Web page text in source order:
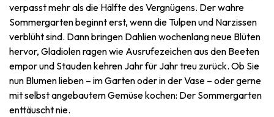
verpasst mehr als die Hälfte des Vergnügens. Der wahre
Sommergarten beginnt erst, wenn die Tulpen und Narzissen
verblüht sind. Dann bringen Dahlien wochenlang neue Blüten
hervor, Gladiolen ragen wie Ausrufezeichen aus den Beeten
empor und Stauden kehren Jahr für Jahr treu zurück. Ob Sie
nun Blumen lieben – im Garten oder in der Vase – oder gerne
mit selbst angebautem Gemüse kochen: Der Sommergarten
enttäuscht nie.